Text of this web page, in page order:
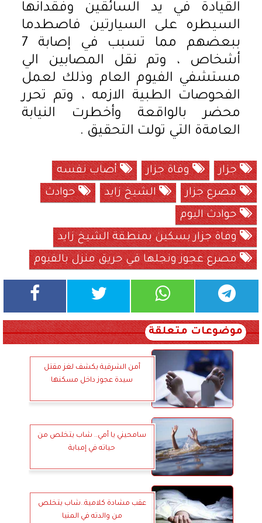
القيادة في يد السائقين وفقدانها
السيطره على السيارتين فاصطدما
ببعضهم مما تسبب في إصابة 7
أشخاص ، وتم نقل المصابين الي
مستشفي الفيوم العام وذلك لعمل
الفحوصات الطبية الازمه ، وتم تحرر
محضر بالواقعة وأخطرت النيابة
العامةة التي تولت التحقيق .
جزار وفاة جزار
أصاب نفسه
مصرع جزار
الشيخ زايد
حوادث
حوادث اليوم
وفاة جزار بسكين بمنطقة الشيخ زايد
مصرع عجوز ونجلها في حريق منزل بالفيوم
موضوعات متعلقة
أمن الشرقية يكشف لغز مقتل
سيدة عجوز داخل مسكنها
سامحيني يا أمي.. شاب يتخلص من
حياته في إمبابة
عقب مشادة كلامية..شاب يتخلص
من والدته في المنيا